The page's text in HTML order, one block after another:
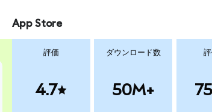
App Store
評価
4.7
ダウンロード数
50M+